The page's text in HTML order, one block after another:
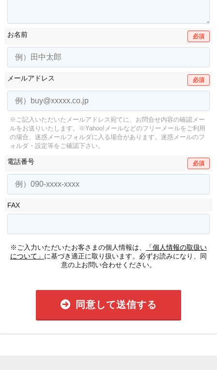
お名前 必須
メールアドレス 必須
※ご記入いただいたメールアドレス宛てに、お問合せ内容の確認メー
ルをお送りいたします。
※Yahoo!メールなどのフリーメールをご利用
の場合、迷惑メールフォルダに入る場合があります。 迷惑メールのフ
ォルダ・設定等をご確認下さい。
電話番号 必須
FAX
※ご入力いただいたお客さまの個人情報は、
「個人情報の取扱い
について」 に基づき適正に取り扱います。必ずお読みになり、同
意の上お問い合わせください。
同意して送信する